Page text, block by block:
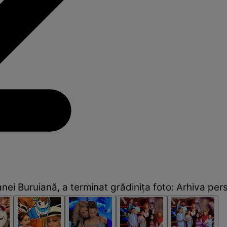
Buruiană, a terminat grădinița foto: Arhiva